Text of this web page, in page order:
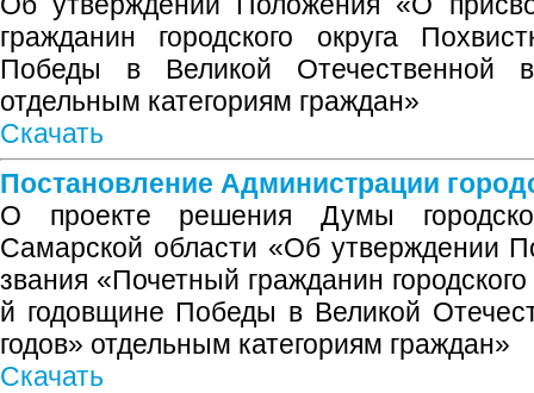
гражданин городского округа
Победы в Великой Отечественной
отдельным категориям граждан»
Скачать
Постановление Администрации
О проекте решения Думы
Самарской области «Об утверждении
звания «Почетный гражданин
й годовщине Победы в Великой
годов» отдельным категориям граждан»
Скачать